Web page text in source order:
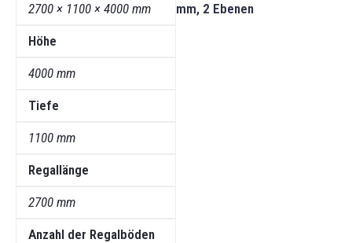
2700 × 1100 × 4000 mm
Höhe
4000 mm
Tiefe
1100 mm
Regallänge
2700 mm
Anzahl der Regalböden
mm, 2 Ebenen